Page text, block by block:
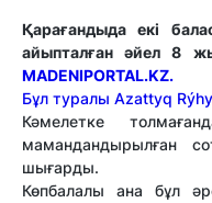
Қарағандыда екі
айыпталған әйел 8
MADENIPORTAL.KZ.
Бұл туралы Azattyq
Кәмелетке
мамандандырылған
шығарды.
Көпбалалы ана бұл